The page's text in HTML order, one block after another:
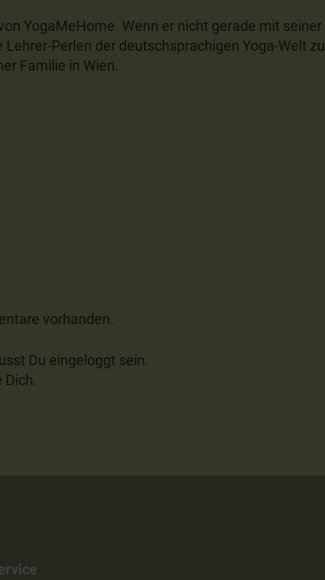
YogaMeHome. Wenn er nicht gerade mit seiner
Lehrer-Perlen der deutschsprachigen Yoga-Welt zu
Familie in Wien.
vorhanden.
Du eingeloggt sein.
Dich.